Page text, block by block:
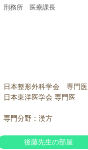
刑務所 医療課長
日本整形外科学会 専門医
日本東洋医学会 専門医
専門分野：漢方
後藤先生の部屋